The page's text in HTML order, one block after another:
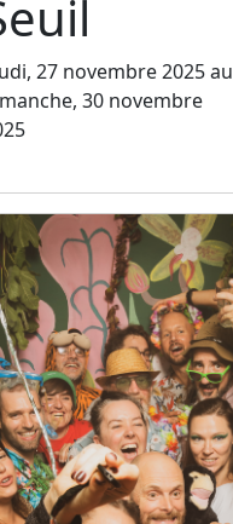
27 novembre 2025 au
30 novembre